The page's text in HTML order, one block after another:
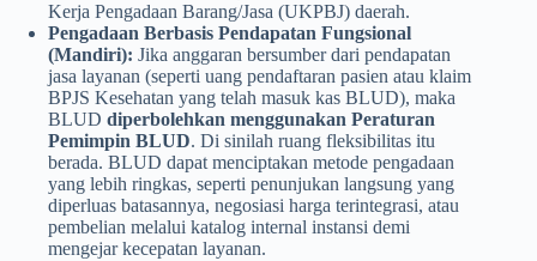
Kerja Pengadaan Barang/Jasa (UKPBJ) daerah.
Pengadaan Berbasis Pendapatan Fungsional
(Mandiri): Jika anggaran bersumber dari pendapatan
jasa layanan (seperti uang pendaftaran pasien atau klaim
BPJS Kesehatan yang telah masuk kas BLUD), maka
BLUD diperbolehkan menggunakan Peraturan
Pemimpin BLUD. Di sinilah ruang fleksibilitas itu
berada. BLUD dapat menciptakan metode pengadaan
yang lebih ringkas, seperti penunjukan langsung yang
diperluas batasannya, negosiasi harga terintegrasi, atau
pembelian melalui katalog internal instansi demi
mengejar kecepatan layanan.